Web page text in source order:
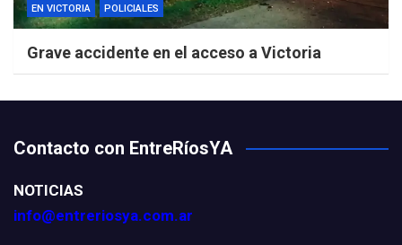
EN VICTORIA POLICIALES
Grave accidente en el acceso a Victoria
Contacto con EntreRíosYA
NOTICIAS
info@entreriosya.com.ar